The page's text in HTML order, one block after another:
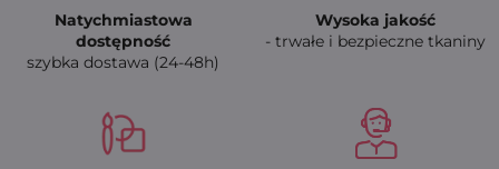
Natychmiastowa
dostępność
szybka dostawa (24-48h)
Wysoka jakość
- trwałe i bezpieczne tkaniny